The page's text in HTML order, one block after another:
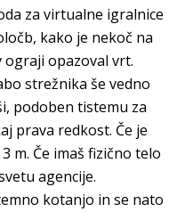
za virtualne igralnice
kako je nekoč na
opazoval vrt.
strežnika še vedno
podoben tistemu za
prava redkost. Če je
m. Če imaš fizično telo
agencije.
kotanjo in se nato